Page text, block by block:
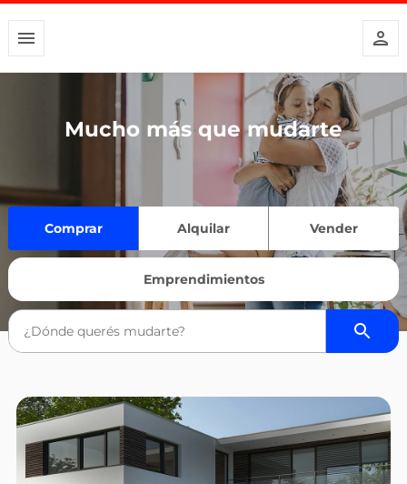
Mucho más que mudarte
Comprar Alquilar Vender
Emprendimientos